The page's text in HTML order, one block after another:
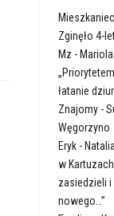
Zginęło 4-
Mz -
łatanie
Znajomy -
Węgorzyno
Eryk -
w
zasiedzieli i
nowego…”